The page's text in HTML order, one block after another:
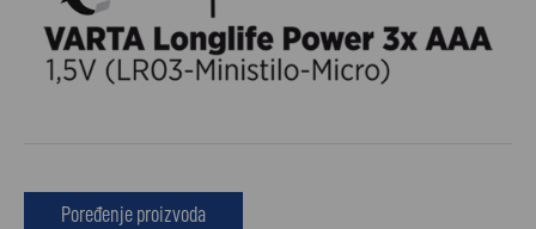
Poređenje proizvoda